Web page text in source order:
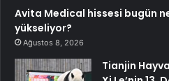
Avita Medical hissesi bugün
yükseliyor?
Ağustos 8, 2026
Tianjin